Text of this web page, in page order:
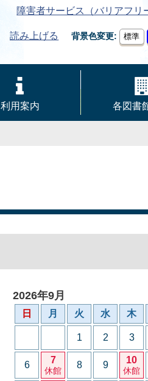
障害者サービス（バリアフリ
読み上げる 背景色変更 標準
利用案内 各図書
2026年9月
日 月 火 水 木
1 2 3
6 7
休館
8 9 10
休館